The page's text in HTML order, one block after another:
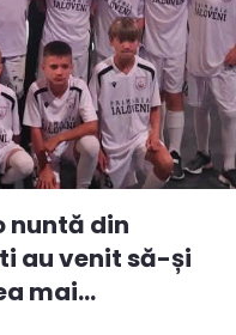
nuntă din
au venit să-și
mai